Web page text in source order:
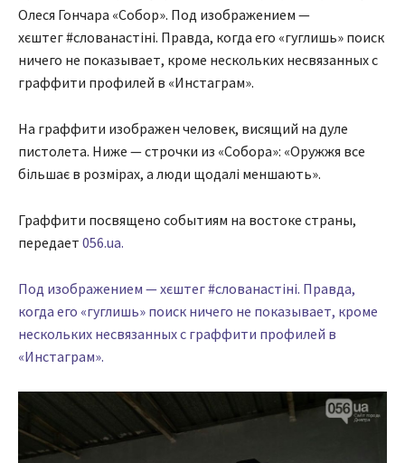
Олеся Гончара «Собор». Под изображением —
хєштег #слованастіні. Правда, когда его «гуглишь» поиск
ничего не показывает, кроме нескольких несвязанных с
граффити профилей в «Инстаграм».
На граффити изображен человек, висящий на дуле
пистолета. Ниже — строчки из «Собора»: «Оружжя все
більшає в розмірах, а люди щодалі меншають».
Граффити посвящено событиям на востоке страны,
передает 056.ua.
Под изображением — хєштег #слованастіні. Правда,
когда его «гуглишь» поиск ничего не показывает, кроме
нескольких несвязанных с граффити профилей в
«Инстаграм».